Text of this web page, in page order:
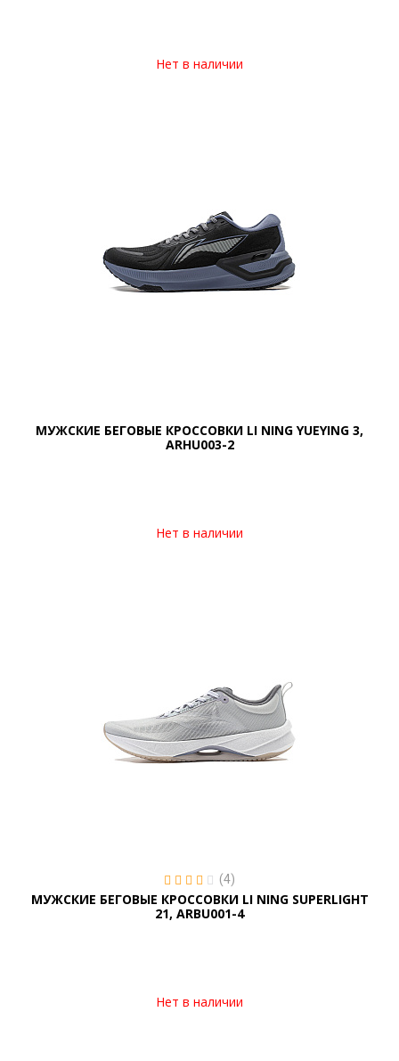
Нет в наличии
МУЖСКИЕ БЕГОВЫЕ КРОССОВКИ LI NING YUEYING 3,
ARHU003-2
Нет в наличии
(4)
МУЖСКИЕ БЕГОВЫЕ КРОССОВКИ LI NING SUPERLIGHT
21, ARBU001-4
Нет в наличии